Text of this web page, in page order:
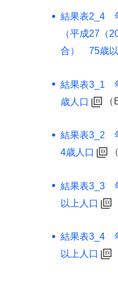
結果表2_4
（平成27（
合） 75歳以
結果表3_1
歳人口
結果表3_2
4歳人口
結果表3_3
以上人口
結果表3_4
以上人口